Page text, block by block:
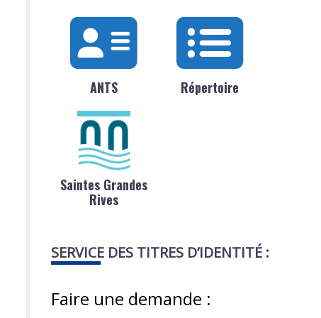
ANTS Répertoire
Saintes Grandes
Rives
SERVICE DES TITRES D’IDENTITÉ :
Faire une demande :